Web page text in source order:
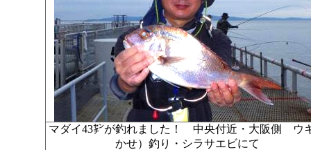
マダイ43㌢が釣れました！ 中央付近・大阪側 ウ
かせ）釣り・シラサエビにて